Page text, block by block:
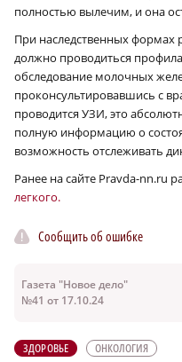
полностью вылечим, и она
При наследственных
должно проводиться
обследование молочных
проконсультировавшись с
проводится УЗИ, это
полную информацию о
возможность отслеживать
Ранее на сайте Pravda-nn.ru
легкого.
Сообщить об ошибке
Газета "Новое дело"
№41 от 17.10.24
ЗДОРОВЬЕ ОНКОЛОГИЯ